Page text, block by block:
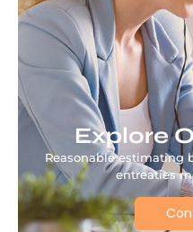
Explore
Reasonable estimating
entreaties